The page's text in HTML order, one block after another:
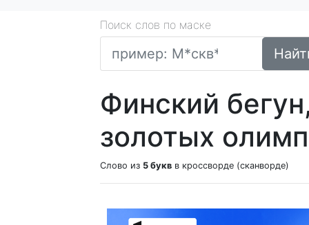
Поиск слов по маске
Финский
золотых
Слово из 5 букв в кроссворде (сканворде)